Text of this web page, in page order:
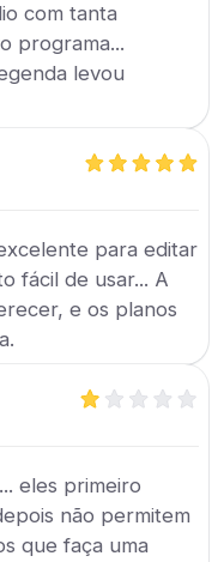
com tanta
programa...
levou
para editar
fácil de usar... A
e os planos
eles primeiro
não permitem
que faça uma